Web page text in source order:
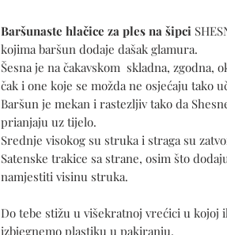
Baršunaste hlačice za ples na šipci
kojima baršun dodaje dašak glamura.
Šesna je na čakavskom skladna, zgodna,
čak i one koje se možda ne osjećaju tako
Baršun je mekan i rastezljiv tako da
prianjaju uz tijelo.
Srednje visokog su struka i straga su
Satenske trakice sa strane, osim što
namjestiti visinu struka.
Do tebe stižu u višekratnoj vrećici u kojoj
izbjegnemo plastiku u pakiranju.